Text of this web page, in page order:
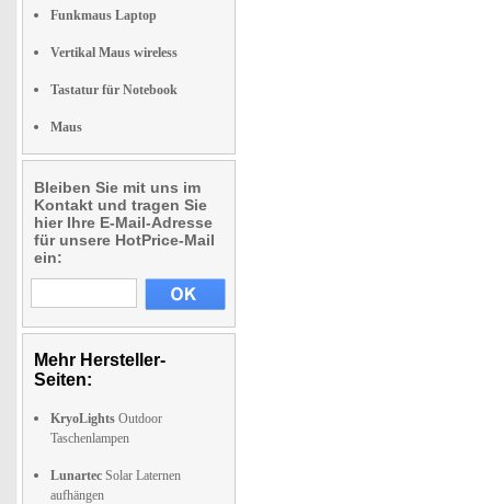
Funkmaus Laptop
Vertikal Maus wireless
Tastatur für Notebook
Maus
Bleiben Sie mit uns im
Kontakt und tragen Sie
hier Ihre E-Mail-Adresse
für unsere HotPrice-Mail
ein:
Mehr Hersteller-
Seiten:
KryoLights Outdoor
Taschenlampen
Lunartec Solar Laternen
aufhängen